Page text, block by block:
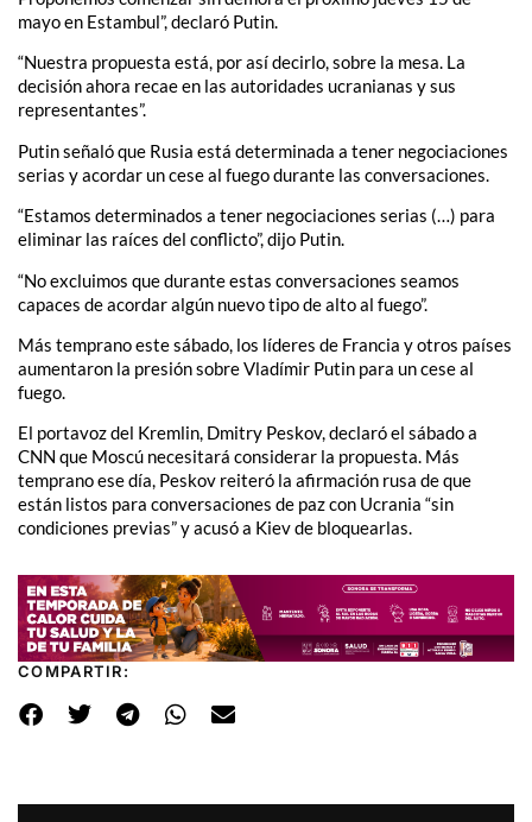
mayo en Estambul”, declaró Putin.
“Nuestra propuesta está, por así decirlo, sobre la mesa. La
decisión ahora recae en las autoridades ucranianas y sus
representantes”.
Putin señaló que Rusia está determinada a tener negociaciones
serias y acordar un cese al fuego durante las conversaciones.
“Estamos determinados a tener negociaciones serias (…) para
eliminar las raíces del conflicto”, dijo Putin.
“No excluimos que durante estas conversaciones seamos
capaces de acordar algún nuevo tipo de alto al fuego”.
Más temprano este sábado, los líderes de Francia y otros países
aumentaron la presión sobre Vladímir Putin para un cese al
fuego.
El portavoz del Kremlin, Dmitry Peskov, declaró el sábado a
CNN que Moscú necesitará considerar la propuesta. Más
temprano ese día, Peskov reiteró la afirmación rusa de que
están listos para conversaciones de paz con Ucrania “sin
condiciones previas” y acusó a Kiev de bloquearlas.
COMPARTIR: